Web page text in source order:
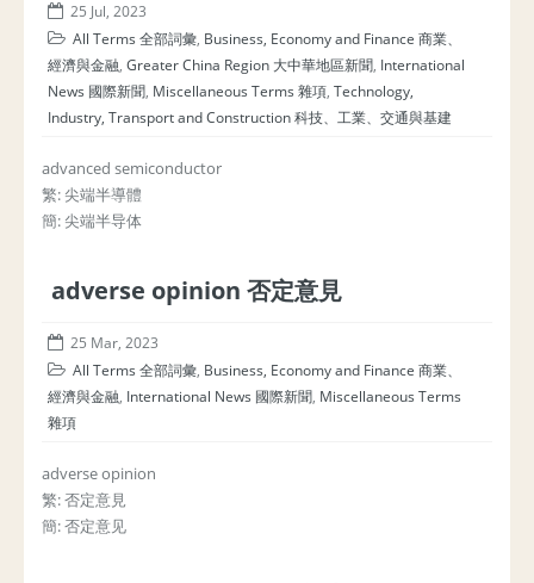
25 Jul, 2023
All Terms 全部詞彙, Business, Economy and Finance 商業、
經濟與金融, Greater China Region 大中華地區新聞, International
News 國際新聞, Miscellaneous Terms 雜項, Technology,
Industry, Transport and Construction 科技、工業、交通與基建
advanced semiconductor
繁: 尖端半導體
簡: 尖端半导体
adverse opinion 否定意見
25 Mar, 2023
All Terms 全部詞彙, Business, Economy and Finance 商業、
經濟與金融, International News 國際新聞, Miscellaneous Terms
雜項
adverse opinion
繁: 否定意見
簡: 否定意见